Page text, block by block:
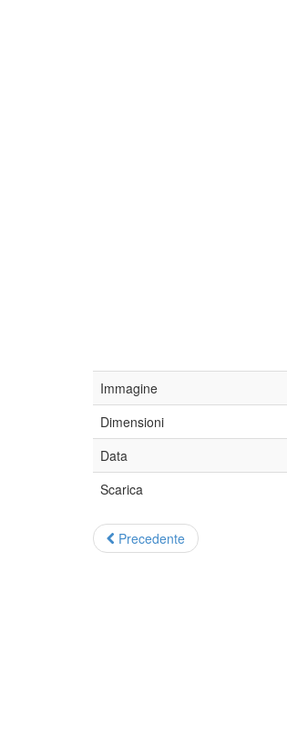
Immagine
Dimensioni
Data
Scarica
Precedente